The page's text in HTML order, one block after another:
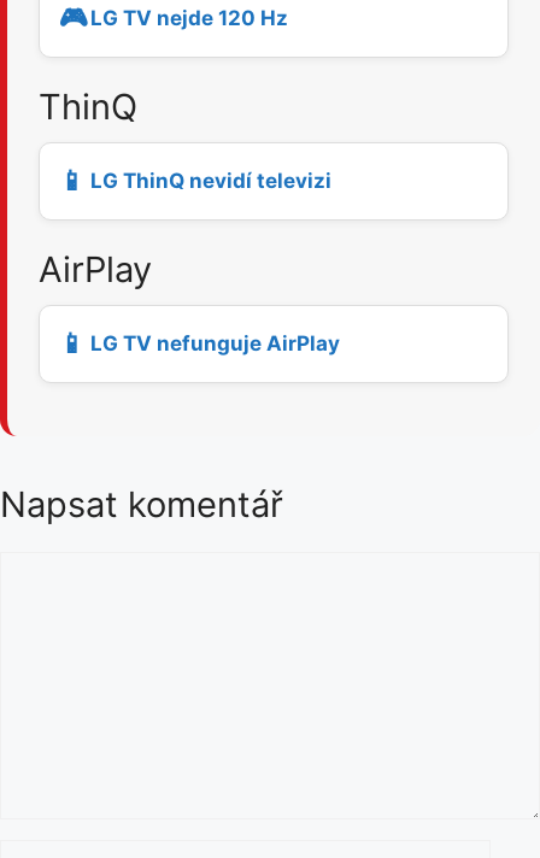
🎮LG TV nejde 120 Hz
ThinQ
📱 LG ThinQ nevidí televizi
AirPlay
📱 LG TV nefunguje AirPlay
Napsat komentář